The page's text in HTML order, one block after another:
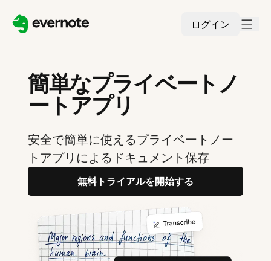
ログイン
簡単なプライベートノ
ートアプリ
安全で簡単に使えるプライベートノー
トアプリによるドキュメント保存
無料トライアルを開始する